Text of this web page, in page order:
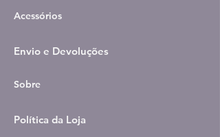
Acessórios
Envio e Devoluções
Sobre
Política da Loja